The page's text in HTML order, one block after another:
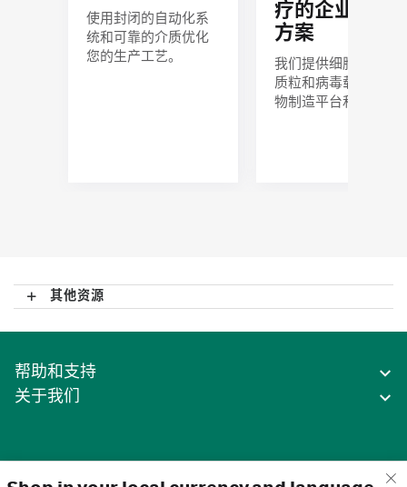
使用封闭的自动化系
统和可靠的介质优化
您的生产工艺。
疗的企业解决
方案
我们提供细胞治疗、
质粒和病毒载体的生
物制造平台和服务。
其他资源
帮助和支持
关于我们